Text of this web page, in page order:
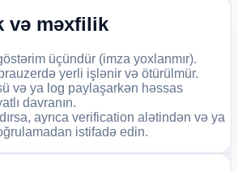
və məxfilik
üçündür (imza yoxlanmır).
yerli işlənir və ötürülmür.
və ya log paylaşarkən həssas
davranın.
ayrıca verification alətindən və ya
istifadə edin.